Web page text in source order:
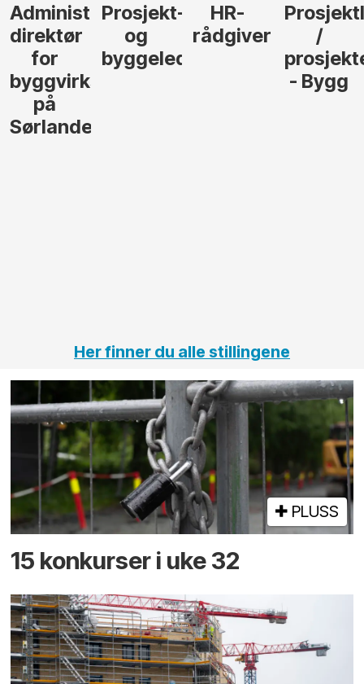
HR-
rådgiver
Prosjektleder
/
prosjekteringsleder
Vi
behøver
elektrofagfolk
Anlegg
søker
Elektro
Her finner du alle stillingene
PLUSS
15 konkurser i uke 32